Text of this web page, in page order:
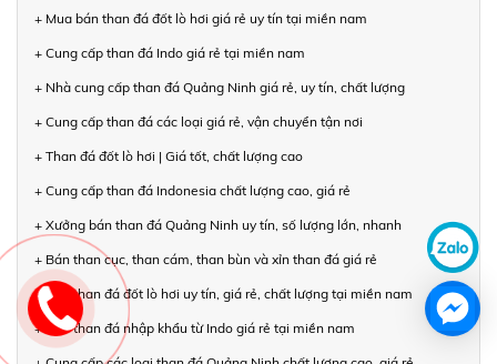
+ Mua bán than đá đốt lò hơi giá rẻ uy tín tại miền nam
+ Cung cấp than đá Indo giá rẻ tại miền nam
+ Nhà cung cấp than đá Quảng Ninh giá rẻ, uy tín, chất lượng
+ Cung cấp than đá các loại giá rẻ, vận chuyển tận nơi
+ Than đá đốt lò hơi | Giá tốt, chất lượng cao
+ Cung cấp than đá Indonesia chất lượng cao, giá rẻ
+ Xưởng bán than đá Quảng Ninh uy tín, số lượng lớn, nhanh
+ Bán than cục, than cám, than bùn và xỉn than đá giá rẻ
+ Bán than đá đốt lò hơi uy tín, giá rẻ, chất lượng tại miền nam
+ Bán than đá nhập khẩu từ Indo giá rẻ tại miền nam